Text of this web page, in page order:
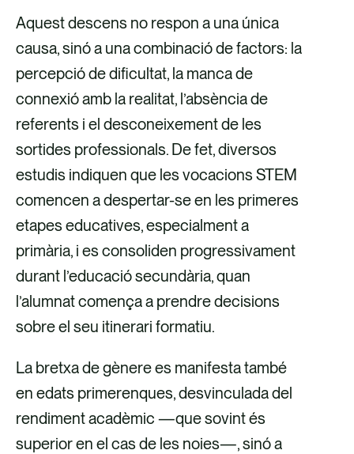
Aquest descens no respon a una única
causa, sinó a una combinació de factors: la
percepció de dificultat, la manca de
connexió amb la realitat, l’absència de
referents i el desconeixement de les
sortides professionals. De fet, diversos
estudis indiquen que les vocacions STEM
comencen a despertar-se en les primeres
etapes educatives, especialment a
primària, i es consoliden progressivament
durant l’educació secundària, quan
l’alumnat comença a prendre decisions
sobre el seu itinerari formatiu.
La bretxa de gènere es manifesta també
en edats primerenques, desvinculada del
rendiment acadèmic —que sovint és
superior en el cas de les noies—, sinó a